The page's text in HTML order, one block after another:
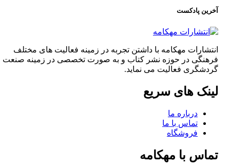
آخرین پادکست
انتشارات مهکامه با داشتن تجربه در زمینه فعالیت های مختلف
فرهنگی در حوزه نشر کتاب و به صورت تخصصی در زمینه صنعت
گردشگری فعالیت می نماید.
لینک های سریع
درباره ما
تماس با ما
فروشگاه
تماس با مهکامه